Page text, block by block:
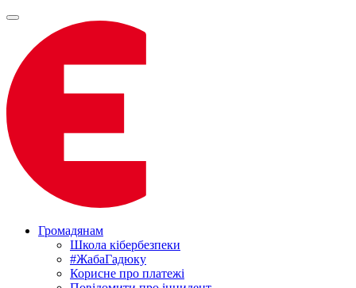
Громадянам
Школа кібербезпеки
#ЖабаГадюку
Корисне про платежі